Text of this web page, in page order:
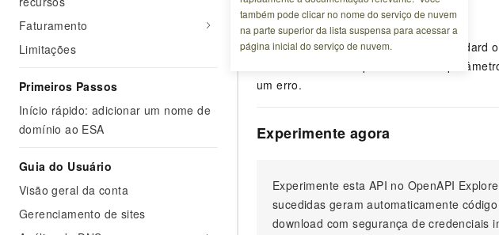
também pode clicar no nome do serviço de nuvem
na parte superior da lista suspensa para acessar a
página inicial do serviço de nuvem.
Faturamento
Limitações
Primeiros Passos
Início rápido: adicionar um nome de
domínio ao ESA
Guia do Usuário
Visão geral da conta
Gerenciamento de sites
Descrição da operação
O plano do site deve ser a Edição Standard
você deve fornecer pelo menos um
um erro.
Experimente agora
Experimente esta API no OpenAPI
sucedidas geram automaticamente
download com segurança de credenciais